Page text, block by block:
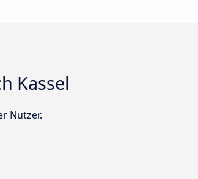
Kassel
Nutzer.